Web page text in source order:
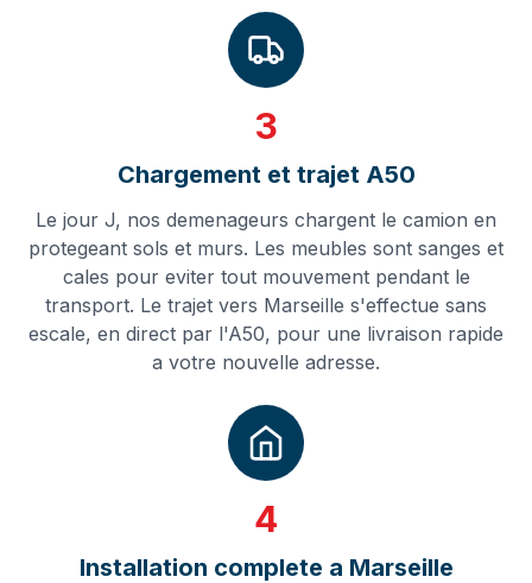
3
Chargement et trajet A50
Le jour J, nos demenageurs chargent le camion en
protegeant sols et murs. Les meubles sont sanges et
cales pour eviter tout mouvement pendant le
transport. Le trajet vers Marseille s'effectue sans
escale, en direct par l'A50, pour une livraison rapide
a votre nouvelle adresse.
4
Installation complete a Marseille